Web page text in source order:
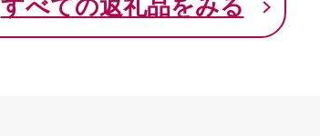
すべての返礼品をみる